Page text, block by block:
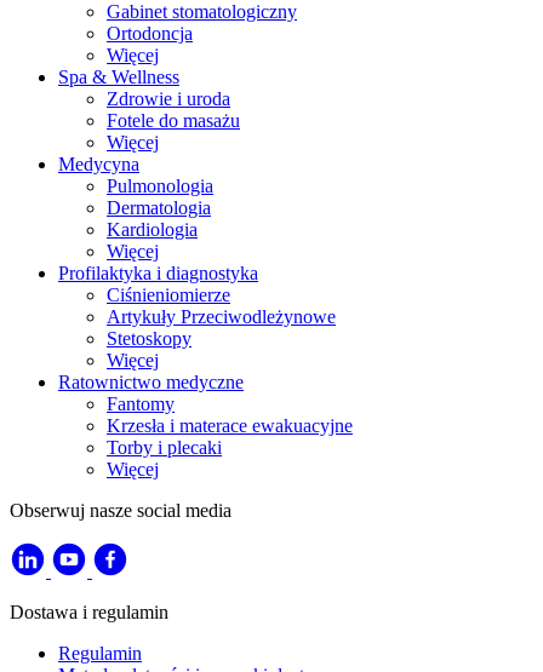
Gabinet stomatologiczny
Ortodoncja
Więcej
Spa & Wellness
Zdrowie i uroda
Fotele do masażu
Więcej
Medycyna
Pulmonologia
Dermatologia
Kardiologia
Więcej
Profilaktyka i diagnostyka
Ciśnieniomierze
Artykuły Przeciwodleżynowe
Stetoskopy
Więcej
Ratownictwo medyczne
Fantomy
Krzesła i materace ewakuacyjne
Torby i plecaki
Więcej
Obserwuj nasze social media
Dostawa i regulamin
Regulamin